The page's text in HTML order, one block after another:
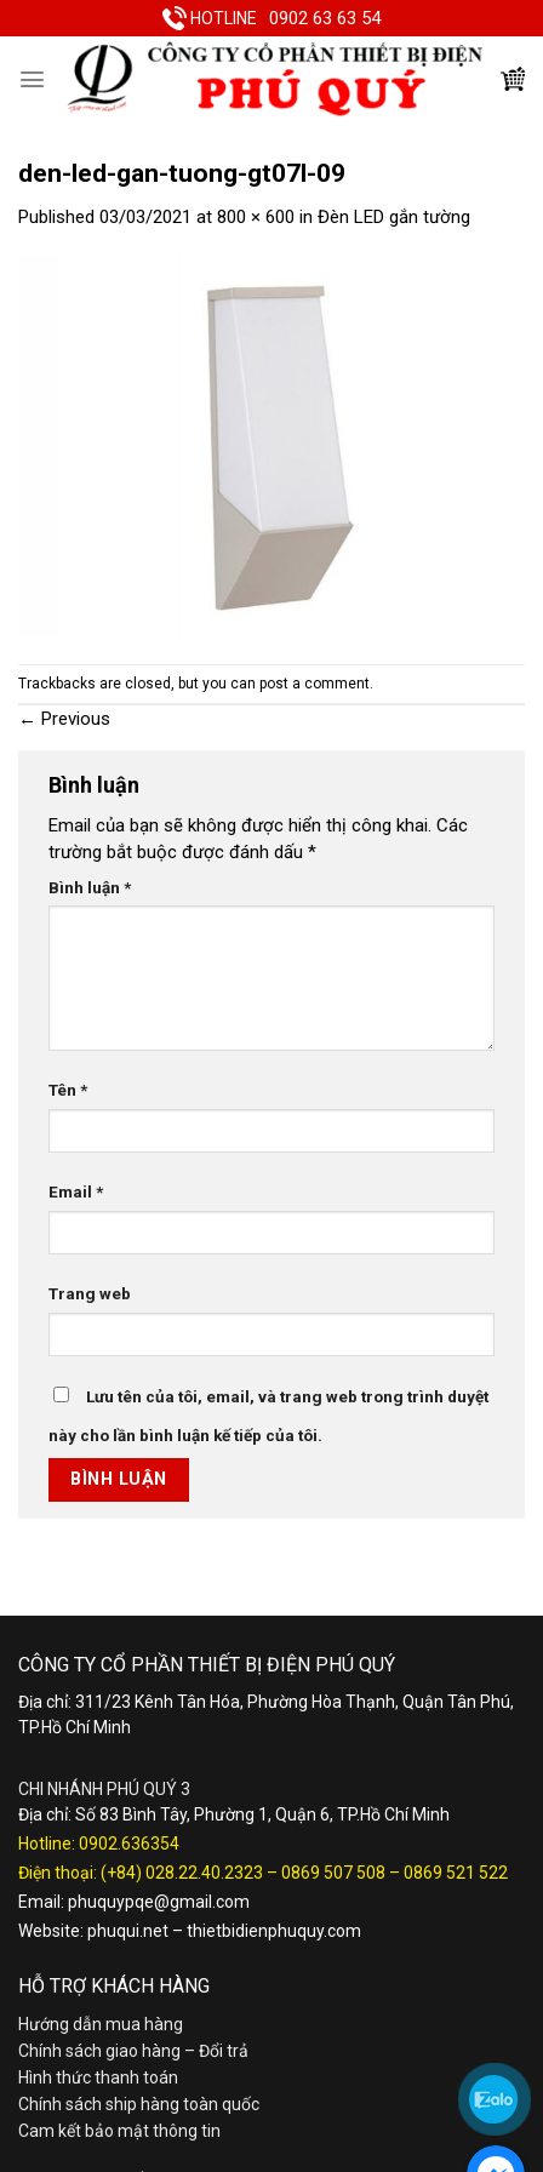
to
HOTLINE 0902 63 63 54
den-led-gan-tuong-gt07l-09
Published 03/03/2021 at 800 × 600 in Đèn LED gắn tường
Trackbacks are closed, but you can post a comment.
← Previous
Bình luận
Email của bạn sẽ không được hiển thị công khai. Các
trường bắt buộc được đánh dấu *
Bình luận *
Tên *
Email *
Trang web
Lưu tên của tôi, email, và trang web trong trình duyệt
này cho lần bình luận kế tiếp của tôi.
CÔNG TY CỔ PHẦN THIẾT BỊ ĐIỆN PHÚ QUÝ
Địa chỉ: 311/23 Kênh Tân Hóa, Phường Hòa Thạnh, Quận Tân Phú,
TP.Hồ Chí Minh
CHI NHÁNH PHÚ QUÝ 3
Địa chỉ: Số 83 Bình Tây, Phường 1, Quận 6, TP.Hồ Chí Minh
Hotline: 0902.636354
Điện thoại: (+84) 028.22.40.2323 – 0869 507 508 – 0869 521 522
Email: phuquypqe@gmail.com
Website: phuqui.net – thietbidienphuquy.com
HỖ TRỢ KHÁCH HÀNG
Hướng dẫn mua hàng
Chính sách giao hàng – Đổi trả
Hình thức thanh toán
Chính sách ship hàng toàn quốc
Cam kết bảo mật thông tin